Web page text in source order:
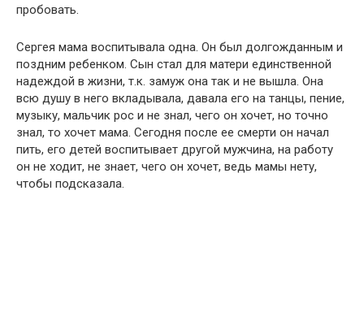
пробовать.
Сергея мама воспитывала одна. Он был долгожданным и
поздним ребенком. Сын стал для матери единственной
надеждой в жизни, т.к. замуж она так и не вышла. Она
всю душу в него вкладывала, давала его на танцы, пение,
музыку, мальчик рос и не знал, чего он хочет, но точно
знал, то хочет мама. Сегодня после ее смерти он начал
пить, его детей воспитывает другой мужчина, на работу
он не ходит, не знает, чего он хочет, ведь мамы нету,
чтобы подсказала.